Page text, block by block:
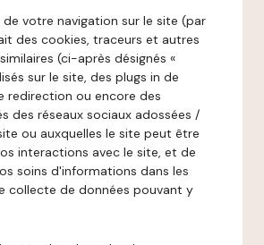
votre navigation sur le site (par
des cookies, traceurs et autres
(ci-après désignés «
sur le site, des plugs in de
redirection ou encore des
des réseaux sociaux adossées /
ou auxquelles le site peut être
interactions avec le site, et de
soins d'informations dans les
collecte de données pouvant y